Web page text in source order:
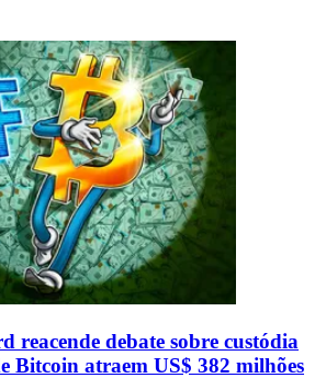
reacende debate sobre custódia
Bitcoin atraem US$ 382 milhões